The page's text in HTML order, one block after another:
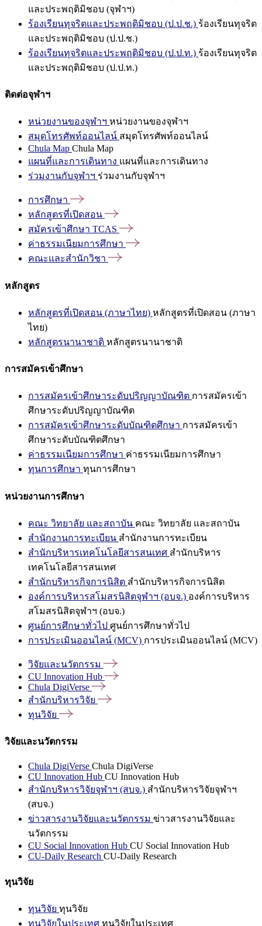
และประพฤติมิชอบ (จุฬาฯ)
ร้องเรียนทุจริตและประพฤติมิชอบ (ป.ป.ช.) ร้องเรียนทุจริต
และประพฤติมิชอบ (ป.ป.ช.)
ร้องเรียนทุจริตและประพฤติมิชอบ (ป.ป.ท.) ร้องเรียนทุจริต
และประพฤติมิชอบ (ป.ป.ท.)
ติดต่อจุฬาฯ
หน่วยงานของจุฬาฯ หน่วยงานของจุฬาฯ
สมุดโทรศัพท์ออนไลน์ สมุดโทรศัพท์ออนไลน์
Chula Map Chula Map
แผนที่และการเดินทาง แผนที่และการเดินทาง
ร่วมงานกับจุฬาฯ ร่วมงานกับจุฬาฯ
การศึกษา
หลักสูตรที่เปิดสอน
สมัครเข้าศึกษา TCAS
ค่าธรรมเนียมการศึกษา
คณะและสำนักวิชา
หลักสูตร
หลักสูตรที่เปิดสอน (ภาษาไทย) หลักสูตรที่เปิดสอน (ภาษา
ไทย)
หลักสูตรนานาชาติ หลักสูตรนานาชาติ
การสมัครเข้าศึกษา
การสมัครเข้าศึกษาระดับปริญญาบัณฑิต การสมัครเข้า
ศึกษาระดับปริญญาบัณฑิต
การสมัครเข้าศึกษาระดับบัณฑิตศึกษา การสมัครเข้า
ศึกษาระดับบัณฑิตศึกษา
ค่าธรรมเนียมการศึกษา ค่าธรรมเนียมการศึกษา
ทุนการศึกษา ทุนการศึกษา
หน่วยงานการศึกษา
คณะ วิทยาลัย และสถาบัน คณะ วิทยาลัย และสถาบัน
สำนักงานการทะเบียน สำนักงานการทะเบียน
สำนักบริหารเทคโนโลยีสารสนเทศ สำนักบริหาร
เทคโนโลยีสารสนเทศ
สำนักบริหารกิจการนิสิต สำนักบริหารกิจการนิสิต
องค์การบริหารสโมสรนิสิตจุฬาฯ (อบจ.) องค์การบริหาร
สโมสรนิสิตจุฬาฯ (อบจ.)
ศูนย์การศึกษาทั่วไป ศูนย์การศึกษาทั่วไป
การประเมินออนไลน์ (MCV) การประเมินออนไลน์ (MCV)
วิจัยและนวัตกรรม
CU Innovation Hub
Chula DigiVerse
สำนักบริหารวิจัย
ทุนวิจัย
วิจัยและนวัตกรรม
Chula DigiVerse Chula DigiVerse
CU Innovation Hub CU Innovation Hub
สำนักบริหารวิจัยจุฬาฯ (สบจ.) สำนักบริหารวิจัยจุฬาฯ
(สบจ.)
ข่าวสารงานวิจัยและนวัตกรรม ข่าวสารงานวิจัยและ
นวัตกรรม
CU Social Innovation Hub CU Social Innovation Hub
CU-Daily Research CU-Daily Research
ทุนวิจัย
ทุนวิจัย ทุนวิจัย
ทุนวิจัยในประเทศ ทุนวิจัยในประเทศ